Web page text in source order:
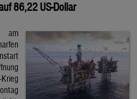
86,22 US-Dollar
am